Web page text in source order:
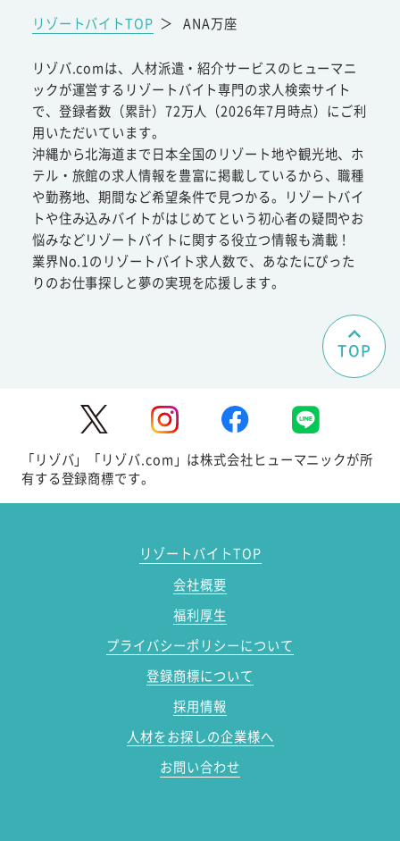
リゾートバイトTOP ＞ ANA万座
リゾバ.comは、人材派遣・紹介サービスのヒューマニ
ックが運営するリゾートバイト専門の求人検索サイト
で、登録者数（累計）72万人（2026年7月時点）にご利
用いただいています。
沖縄から北海道まで日本全国のリゾート地や観光地、ホ
テル・旅館の求人情報を豊富に掲載しているから、職種
や勤務地、期間など希望条件で見つかる。リゾートバイ
トや住み込みバイトがはじめてという初心者の疑問やお
悩みなどリゾートバイトに関する役立つ情報も満載！
業界No.1のリゾートバイト求人数で、あなたにぴった
りのお仕事探しと夢の実現を応援します。
TOP
「リゾバ」「リゾバ.com」は株式会社ヒューマニックが所
有する登録商標です。
リゾートバイトTOP
会社概要
福利厚生
プライバシーポリシーについて
登録商標について
採用情報
人材をお探しの企業様へ
お問い合わせ